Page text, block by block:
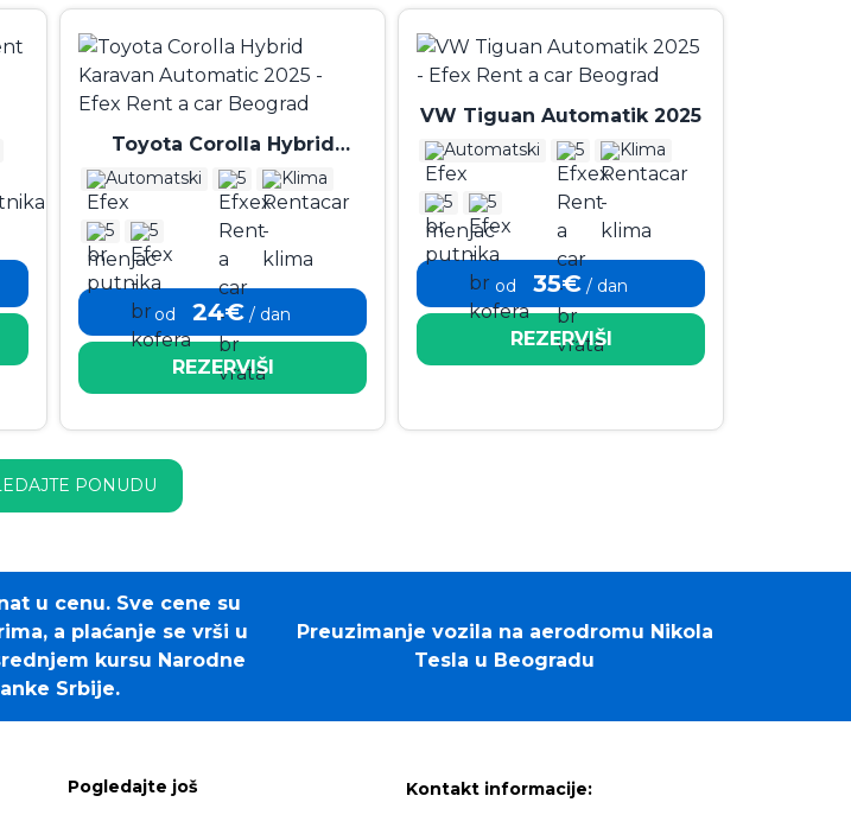
Toyota Corolla Hybrid
Karavan Automatic 2025
Automatski 5 Klima
5 5
od 24€ / dan
REZERVIŠI
VW Tiguan Automatik 2025
Automatski 5 Klima
5 5
od 35€/ dan
REZERVIŠI
PONUDU
u cenu. Sve cene su
a plaćanje se vrši u
kursu Narodne
Srbije.
Preuzimanje vozila na aerodromu Nikola
Tesla u Beogradu
Pogledajte još Kontakt informacije: